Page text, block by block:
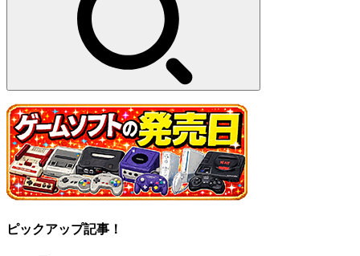
ピックアップ記事！